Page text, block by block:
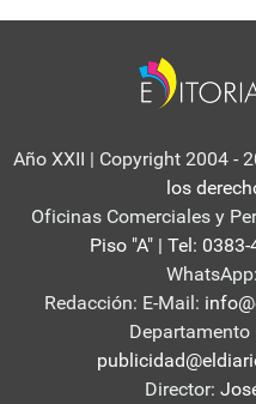
Año XXII | Copyright 2004 -
los
Oficinas Comerciales y
Piso "A" | Tel:
WhatsApp:
Redacción: E-Mail:
Departamento
Director: